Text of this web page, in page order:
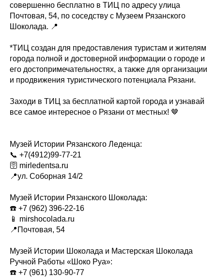
совершенно бесплатно в ТИЦ по адресу улица
Почтовая, 54, по соседству с Музеем Рязанского
Шоколада. 📍
*ТИЦ создан для предоставления туристам и жителям
города полной и достоверной информации о городе и
его достопримечательностях, а также для организации
и продвижения туристического потенциала Рязани.
Заходи в ТИЦ за бесплатной картой города и узнавай
все самое интересное о Рязани от местных! 🤎
Музей Истории Рязанского Леденца:
📞 +7(4912)99-77-21
🛜 mirledentsa.ru
📍ул. Соборная 14/2
Музей Истории Рязанского Шоколада:
☎️ +7 (962) 396-22-16
📱 mirshocolada.ru
📍Почтовая, 54
Музей Истории Шоколада и Мастерская Шоколада
Ручной Работы «Шоко Руа»:
☎️ +7 (961) 130-90-77